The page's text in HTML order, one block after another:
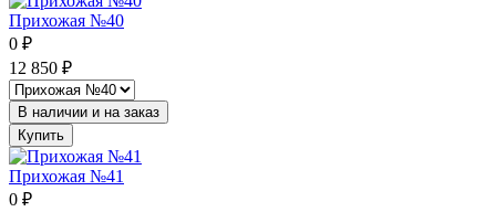
Прихожая №40
0 ₽
12 850 ₽
В наличии и на заказ
Купить
Прихожая №41
0 ₽